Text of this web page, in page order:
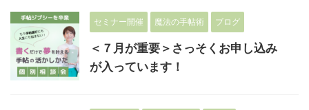
セミナー開催 魔法の手帖術 ブログ
＜７月が重要＞さっそくお申し込み
が入っています！